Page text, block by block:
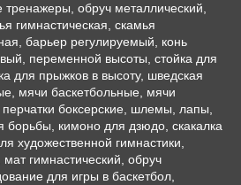
тренажеры, обруч металлический,
гимнастическая, скамья
барьер регулируемый, конь
переменной высоты, стойка для
для прыжков в высоту, шведская
мячи баскетбольные, мячи
боксерские, шлемы, лапы,
борьбы, кимоно для дзюдо, скакалка
художественной гимнастики,
гимнастический, обруч
для игры в баскетбол,